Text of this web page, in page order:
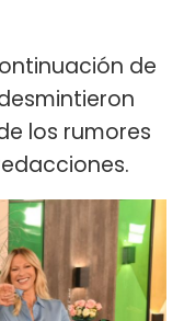
de
los rumores